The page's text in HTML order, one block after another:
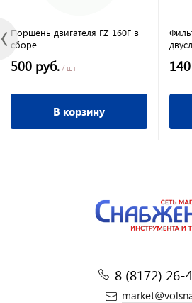
Поршень двигателя FZ-160F в
сборе
500 руб. / шт
В корзину
8 (8172) 26-